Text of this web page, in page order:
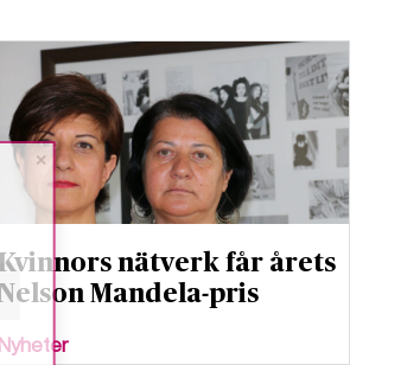
Kvinnors nätverk får årets
Nelson Mandela-pris
Nyheter